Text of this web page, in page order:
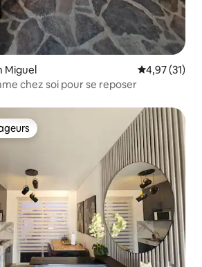
Miguel Évaluation
4,97 (31)
chez soi pour se reposer